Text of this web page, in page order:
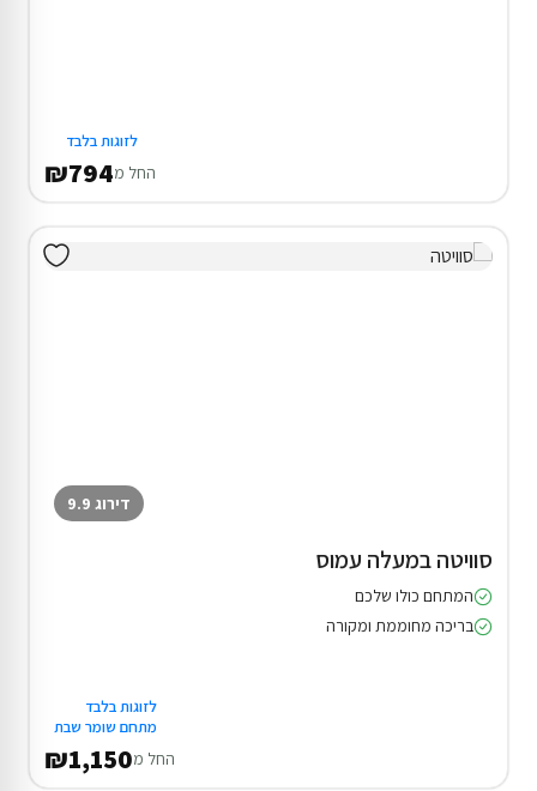
לזוגות בלבד
החל מ₪794
דירוג 9.9
סוויטה במעלה עמוס
המתחם כולו שלכם
בריכה מחוממת ומקורה
לזוגות בלבד
מתחם שומר שבת
החל מ₪1,150